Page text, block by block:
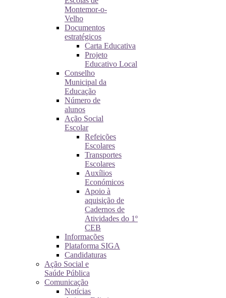
Montemor-o-
Velho
Documentos
estratégicos
Carta Educativa
Projeto
Educativo Local
Conselho
Municipal da
Educação
Número de
alunos
Ação Social
Escolar
Refeições
Escolares
Transportes
Escolares
Auxílios
Económicos
Apoio à
aquisição de
Cadernos de
Atividades do 1º
CEB
Informações
Plataforma SIGA
Candidaturas
Ação Social e
Saúde Pública
Comunicação
Notícias